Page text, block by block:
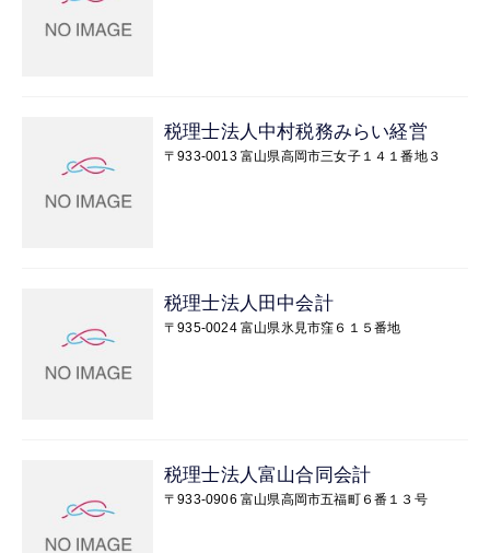
税理士法人中村税務みらい経営
〒933-0013 富山県高岡市三女子１４１番地３
税理士法人田中会計
〒935-0024 富山県氷見市窪６１５番地
税理士法人富山合同会計
〒933-0906 富山県高岡市五福町６番１３号